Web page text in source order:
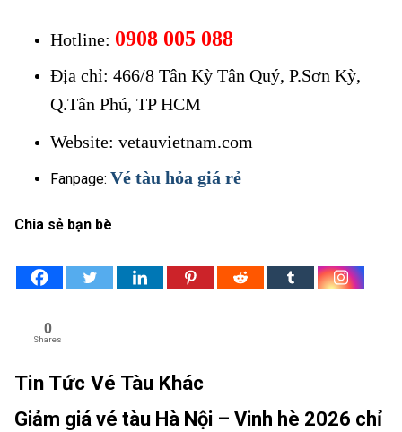
Hotline: 0908 005 088
Địa chỉ: 466/8 Tân Kỳ Tân Quý, P.Sơn Kỳ,
Q.Tân Phú, TP HCM
Website: vetauvietnam.com
Fanpage: Vé tàu hỏa giá rẻ
Chia sẻ bạn bè
0
Shares
Tin Tức Vé Tàu Khác
Giảm giá vé tàu Hà Nội – Vinh hè 2026 chỉ